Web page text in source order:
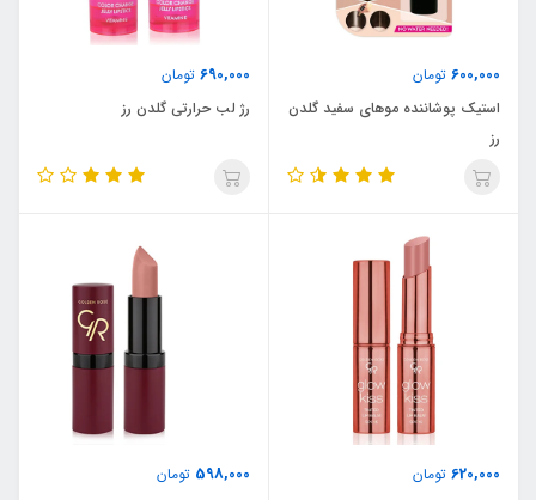
600,000 تومان
استیک پوشاننده موهای سفید گلدن
رز
690,000 تومان
رژ لب حرارتی گلدن رز
620,000 تومان
598,000 تومان